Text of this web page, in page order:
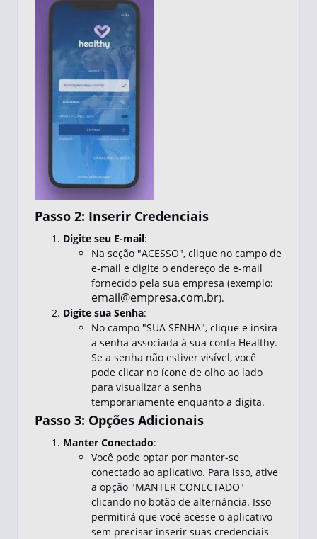
Passo 2: Inserir Credenciais
Digite seu E-mail:
Na seção "ACESSO", clique no campo de
e-mail e digite o endereço de e-mail
fornecido pela sua empresa (exemplo:
email@empresa.com.br).
Digite sua Senha:
No campo "SUA SENHA", clique e insira
a senha associada à sua conta Healthy.
Se a senha não estiver visível, você
pode clicar no ícone de olho ao lado
para visualizar a senha
temporariamente enquanto a digita.
Passo 3: Opções Adicionais
Manter Conectado:
Você pode optar por manter-se
conectado ao aplicativo. Para isso, ative
a opção "MANTER CONECTADO"
clicando no botão de alternância. Isso
permitirá que você acesse o aplicativo
sem precisar inserir suas credenciais